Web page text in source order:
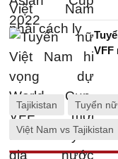
VFF
Tajikistan Tuyển
Việt Nam vs Tajikistan